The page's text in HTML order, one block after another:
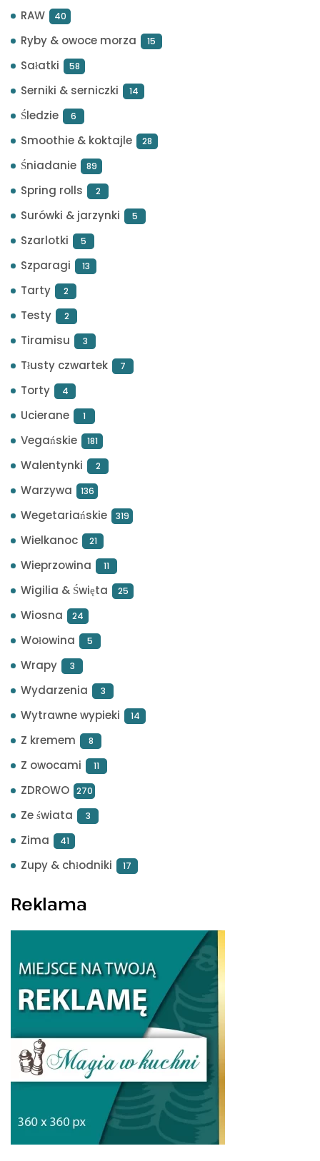
RAW 40
Ryby & owoce morza 15
Sałatki 58
Serniki & serniczki 14
Śledzie 6
Smoothie & koktajle 28
Śniadanie 89
Spring rolls 2
Surówki & jarzynki 5
Szarlotki 5
Szparagi 13
Tarty 2
Testy 2
Tiramisu 3
Tłusty czwartek 7
Torty 4
Ucierane 1
Vegańskie 181
Walentynki 2
Warzywa 136
Wegetariańskie 319
Wielkanoc 21
Wieprzowina 11
Wigilia & Święta 25
Wiosna 24
Wołowina 5
Wrapy 3
Wydarzenia 3
Wytrawne wypieki 14
Z kremem 8
Z owocami 11
ZDROWO 270
Ze świata 3
Zima 41
Zupy & chłodniki 17
Reklama